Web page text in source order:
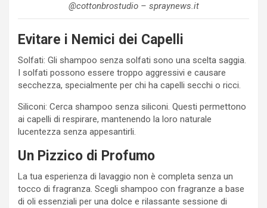
@cottonbrostudio – spraynews.it
Evitare i Nemici dei Capelli
Solfati: Gli shampoo senza solfati sono una scelta saggia.
I solfati possono essere troppo aggressivi e causare
secchezza, specialmente per chi ha capelli secchi o ricci.
Siliconi: Cerca shampoo senza siliconi. Questi permettono
ai capelli di respirare, mantenendo la loro naturale
lucentezza senza appesantirli.
Un Pizzico di Profumo
La tua esperienza di lavaggio non è completa senza un
tocco di fragranza. Scegli shampoo con fragranze a base
di oli essenziali per una dolce e rilassante sessione di